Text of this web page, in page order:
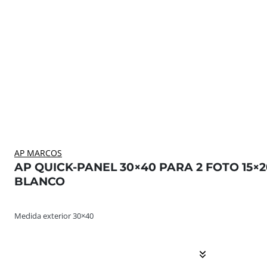
AP MARCOS
AP QUICK-PANEL 30×40 PARA 2 FOTO
BLANCO
Medida exterior 30×40 ... El contenido continúa.
Medida exterior 30×40